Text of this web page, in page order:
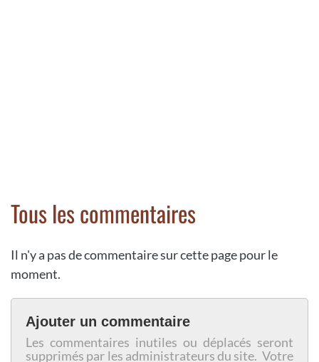
Tous les commentaires
Il n'y a pas de commentaire sur cette page pour le
moment.
Ajouter un commentaire
Les commentaires inutiles ou déplacés seront
supprimés par les administrateurs du site. Votre